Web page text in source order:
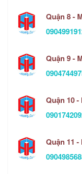
Quận 8 -
Quận 9 -
Quận 10
Quận 11